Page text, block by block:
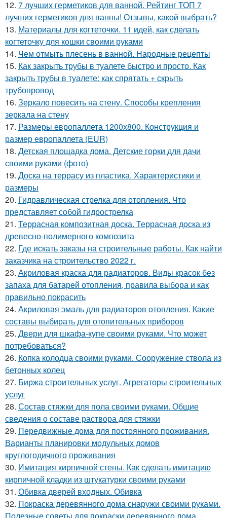
12. 7 лучших герметиков для ванной. Рейтинг ТОП 7
лучших герметиков для ванны! Отзывы, какой выбрать?
13. Материалы для когтеточки. 11 идей, как сделать
когтеточку для кошки своими руками
14. Чем отмыть плесень в ванной. Народные рецепты
15. Как закрыть трубы в туалете быстро и просто. Как
закрыть трубы в туалете: как спрятать + скрыть
трубопровод
16. Зеркало повесить на стену. Способы крепления
зеркала на стену
17. Размеры европаллета 1200х800. Конструкция и
размер европаллета (EUR)
18. Детская площадка дома. Детские горки для дачи
своими руками (фото)
19. Доска на террасу из пластика. Характеристики и
размеры
20. Гидравлическая стрелка для отопления. Что
представляет собой гидрострелка
21. Террасная композитная доска. Террасная доска из
древесно-полимерного композита
22. Где искать заказы на строительные работы. Как найти
заказчика на строительство 2022 г.
23. Акриловая краска для радиаторов. Виды красок без
запаха для батарей отопления, правила выбора и как
правильно покрасить
24. Акриловая эмаль для радиаторов отопления. Какие
составы выбирать для отопительных приборов
25. Двери для шкафа-купе своими руками. Что может
потребоваться?
26. Копка колодца своими руками. Сооружение ствола из
бетонных колец
27. Биржа строительных услуг. Агрегаторы строительных
услуг
28. Состав стяжки для пола своими руками. Общие
сведения о составе раствора для стяжки
29. Передвижные дома для постоянного проживания.
Варианты планировки модульных домов
круглогодичного проживания
30. Имитация кирпичной стены. Как сделать имитацию
кирпичной кладки из штукатурки своими руками
31. Обивка дверей входных. Обивка
32. Покраска деревянного дома снаружи своими руками.